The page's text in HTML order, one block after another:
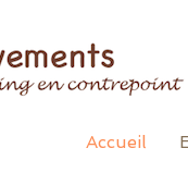
Accueil